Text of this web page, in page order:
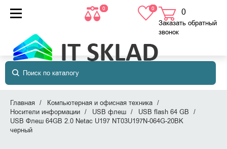
0 0 0
в корзине
Заказать обратный
звонок
Главная
Компьютерная и офисная техника
Носители информации
USB флеш
USB flash 64 GB
USB Флеш 64GB 2.0 Netac U197 NT03U197N-064G-20BK
черный